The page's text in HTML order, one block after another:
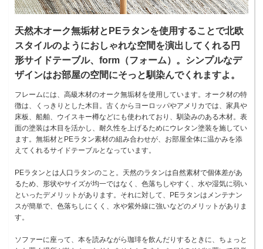
天然木オーク無垢材とPEラタンを使用することで北欧
スタイルのようにおしゃれな空間を演出してくれる円
形サイドテーブル、form（フォーム）。シンプルなデ
ザインはお部屋の空間にそっと馴染んでくれますよ。
フレームには、高級木材のオーク無垢材を使用しています。オーク材の特
徴は、くっきりとした木目。古くからヨーロッパやアメリカでは、家具や
床板、船舶、ウイスキー樽などにも使われており、馴染みのある木材。表
面の塗装は木目を活かし、耐久性を上げるためにウレタン塗装を施してい
ます。無垢材とPEラタン素材の組み合わせが、お部屋全体に温かみを添
えてくれるサイドテーブルとなっています。
PEラタンとは人口ラタンのこと。天然のラタンは自然素材で個体差があ
るため、形状やサイズが均一ではなく、色落ちしやすく、水や湿気に弱い
といったデメリットがあります。それに対して、PEラタンはメンテナン
スが簡単で、色落ちしにくく、水や紫外線に強いなどのメリットがありま
す。
ソファーに座って、本を読みながら珈琲を飲んだりするときに、ちょっと